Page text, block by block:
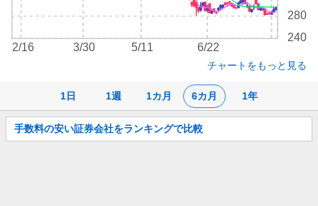
1日 1週 1カ月 6カ月 1年
240
280
2/16 3/30 5/11 6/22
チャートをもっと見る
お
知
手数料の安い証券会社をランキングで比較